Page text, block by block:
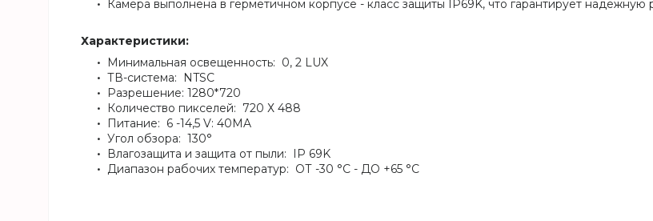
Камера выполнена в герметичном корпусе - класс защиты IP69K, что гарантирует надежную
Характеристики:
Минимальная освещенность: 0, 2 LUX
ТВ-система: NTSC
Разрешение: 1280*720
Количество пикселей: 720 Х 488
Питание: 6 -14,5 V: 40MA
Угол обзора: 130°
Влагозащита и защита от пыли: IP 69K
Диапазон рабочих температур: ОТ -30 °C - ДО +65 °C